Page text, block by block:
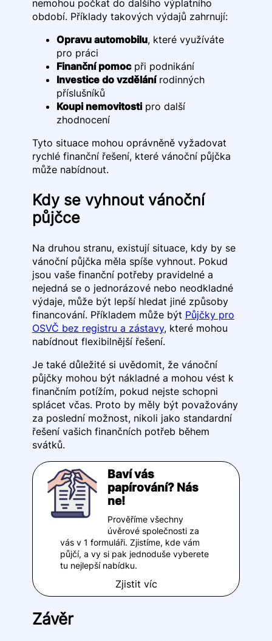
nemohou počkat do dalšího výplatního
období. Příklady takových výdajů zahrnují:
Opravu automobilu, které využíváte
pro práci
Finanční pomocpři podnikání
Investice do vzdělánírodinných
příslušníků
Koupi nemovitostipro další
zhodnocení
Tyto situace mohou oprávněně vyžadovat
rychlé finanční řešení, které vánoční půjčka
může nabídnout.
Kdy se vyhnout vánoční
půjčce
Na druhou stranu, existují situace, kdy by se
vánoční půjčka měla spíše vyhnout. Pokud
jsou vaše finanční potřeby pravidelné a
nejedná se o jednorázové nebo neodkladné
výdaje, může být lepší hledat jiné způsoby
financování. Příkladem může být Půjčky pro
OSVČ bez registru a zástavy, které mohou
nabídnout flexibilnější řešení.
Je také důležité si uvědomit, že vánoční
půjčky mohou být nákladné a mohou vést k
finančním potížím, pokud nejste schopni
splácet včas. Proto by měly být považovány
za poslední možnost, nikoli jako standardní
řešení vašich finančních potřeb během
svátků.
Baví vás
papírování? Nás
ne!
Prověříme všechny
úvěrové společnosti za
vás v 1 formuláři. Zjistíme, kde vám
půjčí, a vy si pak jednoduše vyberete
tu nejlepší nabídku.
Zjistit víc
Závěr